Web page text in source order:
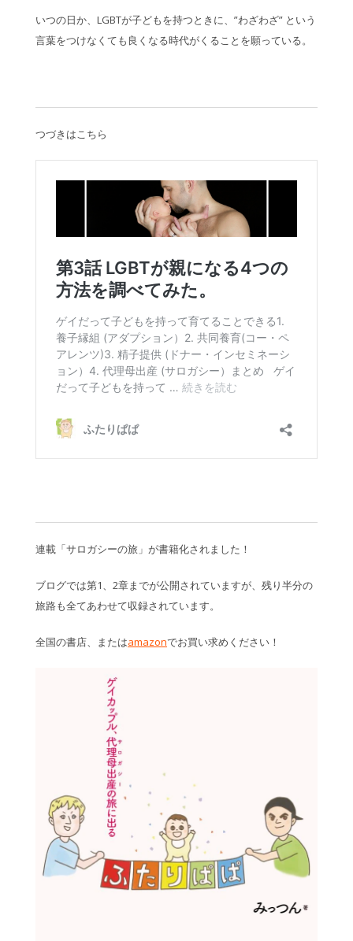
いつの日か、LGBTが子どもを持つときに、”わざわざ” という
言葉をつけなくても良くなる時代がくることを願っている。
つづきはこちら
連載「サロガシーの旅」が書籍化されました！
ブログでは第1、2章までが公開されていますが、残り半分の
旅路も全てあわせて収録されています。
全国の書店、またはamazonでお買い求めください！